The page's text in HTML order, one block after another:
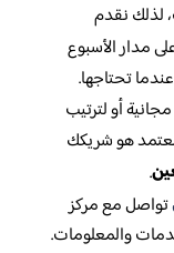
لذلك نقدم
مدار الأسبوع
تحتاجها.
أو لترتيب
هو شريكك
.
تواصل مع مركز
والمعلومات.